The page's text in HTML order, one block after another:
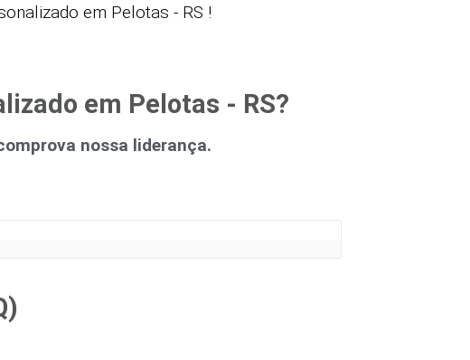
em Pelotas - RS !
em Pelotas - RS?
nossa liderança.